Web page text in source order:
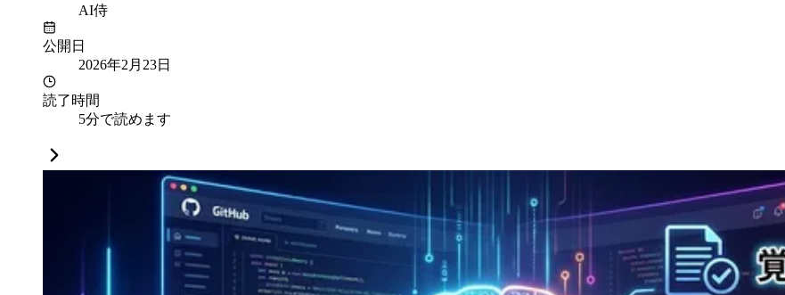
AI侍
公開日
2026年2月23日
読了時間
5分で読めます